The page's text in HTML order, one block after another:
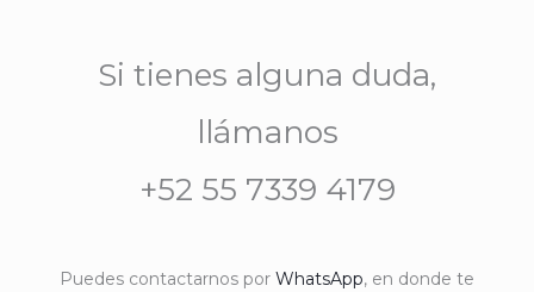
Si tienes alguna duda,
llámanos
+52 55 7339 4179
Puedes contactarnos por WhatsApp, en donde te